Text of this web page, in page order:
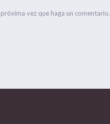
vez que haga un comentario.